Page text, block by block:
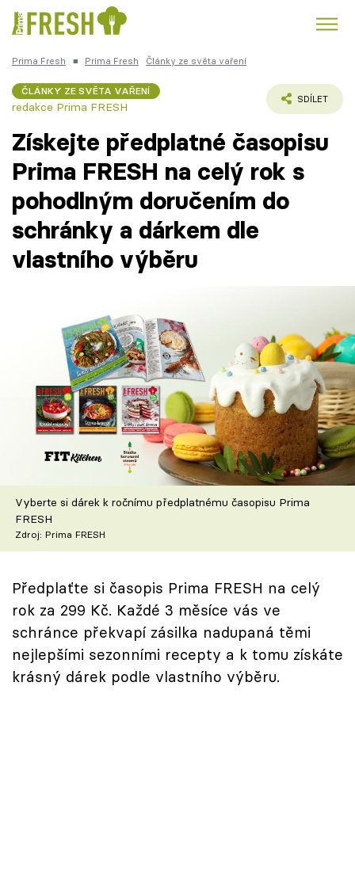
Česká kuchyně Čokoláda
Témata
Recepty
TV Program
Škola vaření
Recepty z TV
Speciál: Cuketa
Sledujte prima+
Sledujte nás
Prima Fresh ■ Prima Fresh Články ze světa vaření
ČLÁNKY ZE SVĚTA VAŘENÍ
redakce Prima FRESH
SDÍLET
Získejte předplatné časopisu
Prima FRESH na celý rok s
pohodlným doručením do
schránky a dárkem dle
vlastního výběru
Vyberte si dárek k ročnímu předplatnému časopisu Prima
FRESH
Zdroj: Prima FRESH
Předplaťte si časopis Prima FRESH na celý
rok za 299 Kč. Každé 3 měsíce vás ve
schránce překvapí zásilka nadupaná těmi
nejlepšími sezonními recepty a k tomu získáte
krásný dárek podle vlastního výběru.